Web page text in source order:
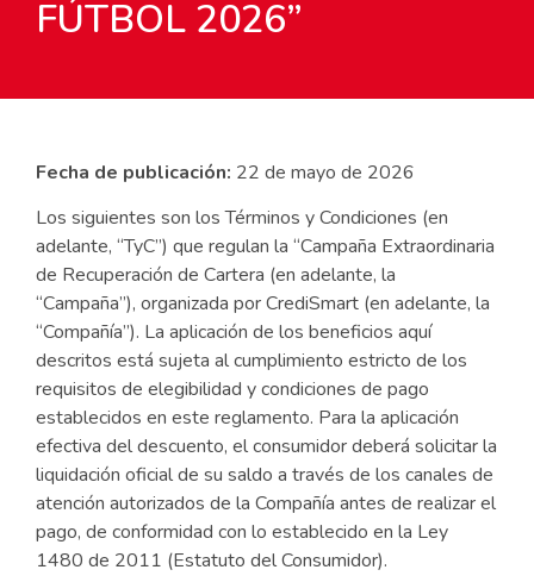
FÚTBOL 2026”
Fecha de publicación: 22 de mayo de 2026
Los siguientes son los Términos y Condiciones (en
adelante, “TyC”) que regulan la “Campaña Extraordinaria
de Recuperación de Cartera (en adelante, la
“Campaña”), organizada por CrediSmart (en adelante, la
“Compañía”). La aplicación de los beneficios aquí
descritos está sujeta al cumplimiento estricto de los
requisitos de elegibilidad y condiciones de pago
establecidos en este reglamento. Para la aplicación
efectiva del descuento, el consumidor deberá solicitar la
liquidación oficial de su saldo a través de los canales de
atención autorizados de la Compañía antes de realizar el
pago, de conformidad con lo establecido en la Ley
1480 de 2011 (Estatuto del Consumidor).